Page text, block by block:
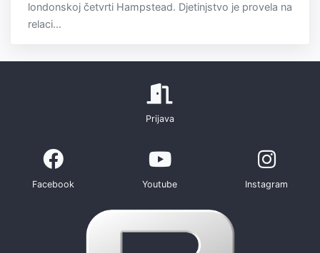
londonskoj četvrti Hampstead. Djetinjstvo je provela na
relaci...
Prijava
Facebook Youtube Instagram